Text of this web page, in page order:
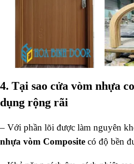
4. Tại sao cửa vòm nhựa
dụng rộng rãi
– Với phần lõi được làm nguyên
nhựa vòm Composite có độ bền